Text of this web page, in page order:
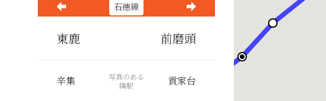
石徳線
東鹿 前磨頭
辛集
写真のある
隣駅
貢家台